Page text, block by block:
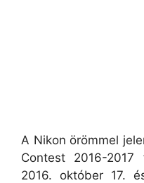
A Nikon örömmel
Contest 2016-2017
2016. október 17.